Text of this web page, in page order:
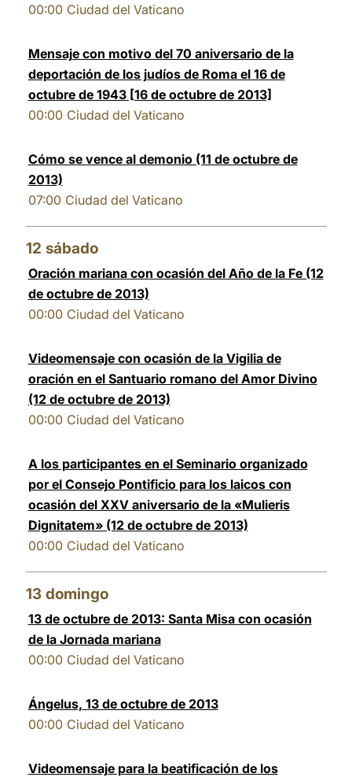
00:00 Ciudad del Vaticano
Mensaje con motivo del 70 aniversario de la
deportación de los judíos de Roma el 16 de
octubre de 1943 [16 de octubre de 2013]
00:00 Ciudad del Vaticano
Cómo se vence al demonio (11 de octubre de
2013)
07:00 Ciudad del Vaticano
12 sábado
Oración mariana con ocasión del Año de la Fe (12
de octubre de 2013)
00:00 Ciudad del Vaticano
Videomensaje con ocasión de la Vigilia de
oración en el Santuario romano del Amor Divino
(12 de octubre de 2013)
00:00 Ciudad del Vaticano
A los participantes en el Seminario organizado
por el Consejo Pontificio para los laicos con
ocasión del XXV aniversario de la «Mulieris
Dignitatem» (12 de octubre de 2013)
00:00 Ciudad del Vaticano
13 domingo
13 de octubre de 2013: Santa Misa con ocasión
de la Jornada mariana
00:00 Ciudad del Vaticano
Ángelus, 13 de octubre de 2013
00:00 Ciudad del Vaticano
Videomensaje para la beatificación de los